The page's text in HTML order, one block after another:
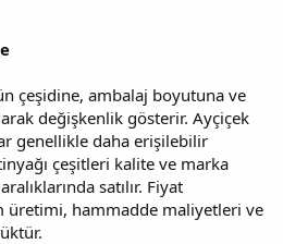
çeşidine, ambalaj boyutuna ve
değişkenlik gösterir. Ayçiçek
genellikle daha erişilebilir
çeşitleri kalite ve marka
satılır. Fiyat
üretimi, hammadde maliyetleri ve